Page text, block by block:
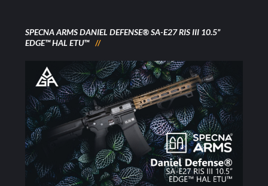
SPECNA ARMS DANIEL DEFENSE® SA-E27 RIS III 10.5”
EDGE™ HAL ETU™